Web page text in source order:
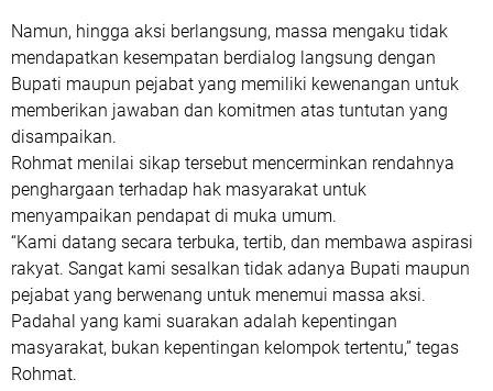
Namun, hingga aksi berlangsung, massa mengaku tidak
mendapatkan kesempatan berdialog langsung dengan
Bupati maupun pejabat yang memiliki kewenangan untuk
memberikan jawaban dan komitmen atas tuntutan yang
disampaikan.
Rohmat menilai sikap tersebut mencerminkan rendahnya
penghargaan terhadap hak masyarakat untuk
menyampaikan pendapat di muka umum.
“Kami datang secara terbuka, tertib, dan membawa aspirasi
rakyat. Sangat kami sesalkan tidak adanya Bupati maupun
pejabat yang berwenang untuk menemui massa aksi.
Padahal yang kami suarakan adalah kepentingan
masyarakat, bukan kepentingan kelompok tertentu,” tegas
Rohmat.